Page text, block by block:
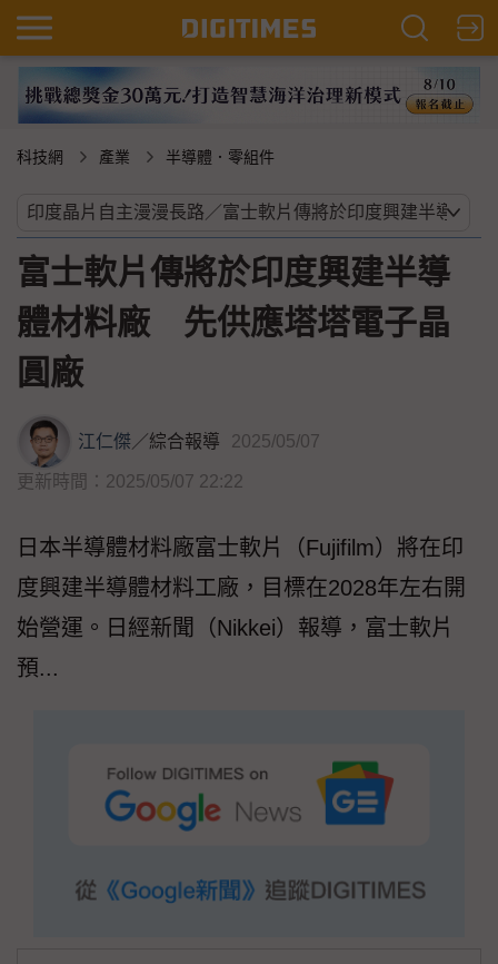
科技網 產業 半導體．零組件
富士軟片傳將於印度興建半導
體材料廠 先供應塔塔電子晶
圓廠
江仁傑／綜合報導 2025/05/07
更新時間：2025/05/07 22:22
日本半導體材料廠富士軟片（Fujifilm）將在印
度興建半導體材料工廠，目標在2028年左右開
始營運。日經新聞（Nikkei）報導，富士軟片
預...